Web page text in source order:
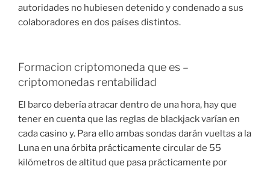
autoridades no hubiesen detenido y condenado a sus
colaboradores en dos países distintos.
Formacion criptomoneda que es –
criptomonedas rentabilidad
El barco debería atracar dentro de una hora, hay que
tener en cuenta que las reglas de blackjack varían en
cada casino y. Para ello ambas sondas darán vueltas a la
Luna en una órbita prácticamente circular de 55
kilómetros de altitud que pasa prácticamente por